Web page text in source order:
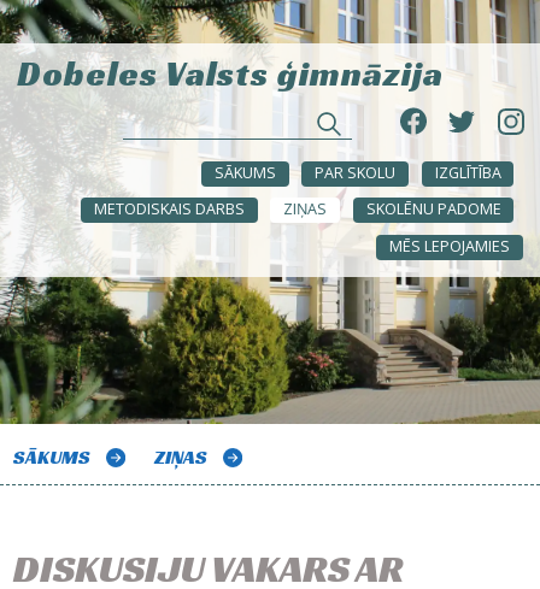
Dobeles Valsts ģimnāzija
SĀKUMS PAR SKOLU
IZGLĪTĪBA
METODISKAIS DARBS
ZIŅAS
SKOLĒNU PADOME
MĒS LEPOJAMIES
SĀKUMS ZIŅAS
DISKUSIJU VAKARS AR